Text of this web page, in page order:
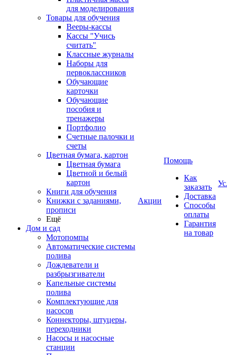
для моделирования
Товары для обучения
Вееры-кассы
Кассы "Учись
считать"
Классные журналы
Наборы для
первоклассников
Обучающие
карточки
Обучающие
пособия и
тренажеры
Портфолио
Счетные палочки и
счеты
Цветная бумага, картон
Цветная бумага
Цветной и белый
картон
Книги для обучения
Книжки с заданиями,
прописи
Ещё
Дом и сад
Мотопомпы
Автоматические системы
полива
Дождеватели и
разбрызгиватели
Капельные системы
полива
Комплектующие для
насосов
Коннекторы, штуцеры,
переходники
Насосы и насосные
станции
Акции
Помощь
Как
заказать
Доставка
Способы
оплаты
Гарантия
на товар